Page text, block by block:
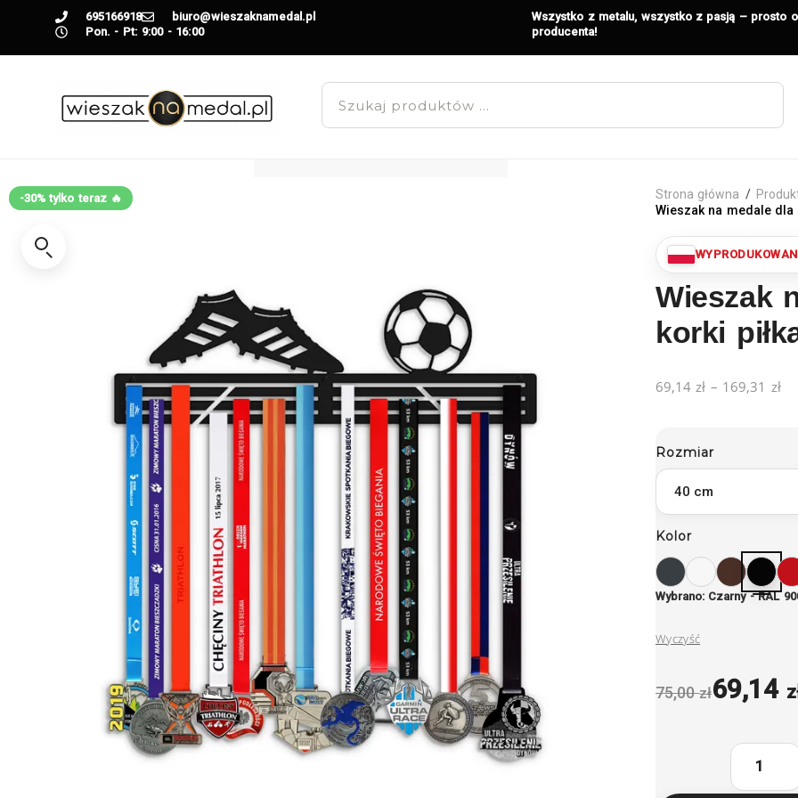
695166918
biuro@wieszaknamedal.pl
Pon. - Pt: 9:00 - 16:00
Wszystko z metalu, wszystko z pasją – prosto
producenta!
-30% tylko teraz 🔥 Strona główna /
Wieszak na medale dla
Wieszak
korki
69,14 zł – 169,31 zł
Rozmiar
Kolor
Wybrano: Czarny - RAL
Wyczyść
75,00zł69,14